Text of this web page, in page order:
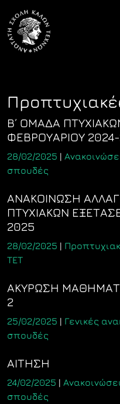
content
Β΄ ΟΜΑΔΑ
ΦΕΒΡΟΥΑΡΙΟΥ
28/02/2025 |
σπουδές
ΑΝΑΚΟΙΝΩΣΗ
ΠΤΥΧΙΑΚΩΝ
2025
28/02/2025 |
ΤΕΤ
ΑΚΥΡΩΣΗ
2
25/02/2025 | Γενικές
σπουδές
ΑΙΤΗΣΗ
24/02/2025 |
σπουδές